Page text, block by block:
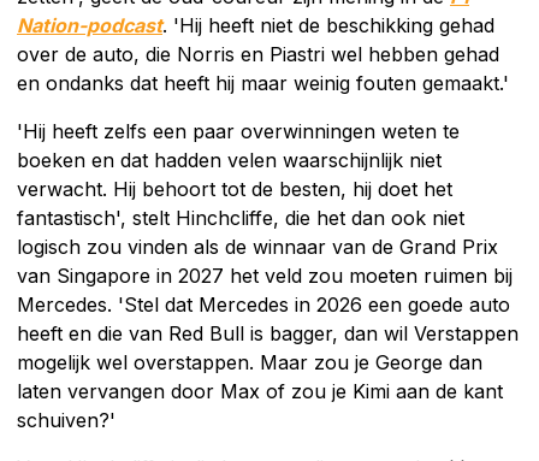
Nation-podcast. 'Hij heeft niet de beschikking gehad
over de auto, die Norris en Piastri wel hebben gehad
en ondanks dat heeft hij maar weinig fouten gemaakt.'
'Hij heeft zelfs een paar overwinningen weten te
boeken en dat hadden velen waarschijnlijk niet
verwacht. Hij behoort tot de besten, hij doet het
fantastisch', stelt Hinchcliffe, die het dan ook niet
logisch zou vinden als de winnaar van de Grand Prix
van Singapore in 2027 het veld zou moeten ruimen bij
Mercedes. 'Stel dat Mercedes in 2026 een goede auto
heeft en die van Red Bull is bagger, dan wil Verstappen
mogelijk wel overstappen. Maar zou je George dan
laten vervangen door Max of zou je Kimi aan de kant
schuiven?'